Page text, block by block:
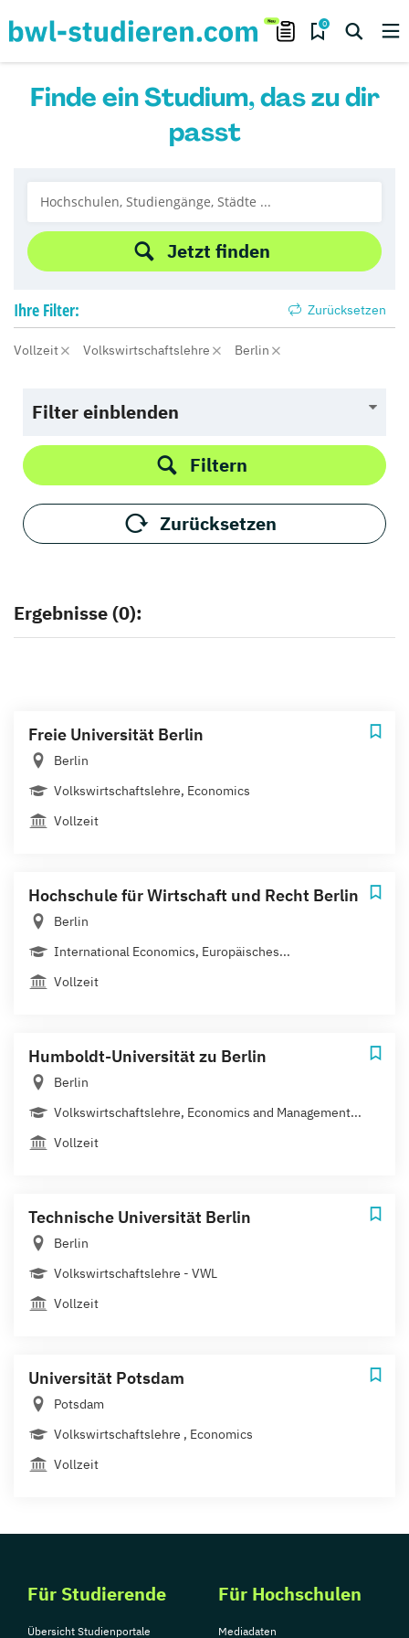
0
Finde ein Studium, das zu dir
passt
Jetzt finden
Ihre Filter: Zurücksetzen
Vollzeit Volkswirtschaftslehre Berlin
Filter einblenden
Filtern
Zurücksetzen
Ergebnisse (0):
Freie Universität Berlin
Berlin
Volkswirtschaftslehre, Economics
Vollzeit
Hochschule für Wirtschaft und Recht Berlin
Berlin
International Economics, Europäisches...
Vollzeit
Humboldt-Universität zu Berlin
Berlin
Volkswirtschaftslehre, Economics and Management...
Vollzeit
Technische Universität Berlin
Berlin
Volkswirtschaftslehre - VWL
Vollzeit
Universität Potsdam
Potsdam
Volkswirtschaftslehre , Economics
Vollzeit
Für Studierende
Übersicht Studienportale
Für Hochschulen
Mediadaten